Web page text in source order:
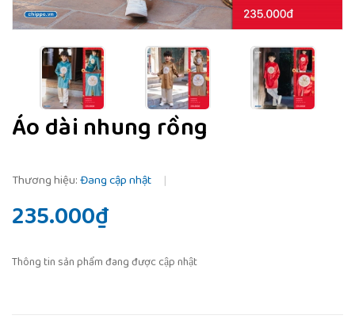
Áo dài nhung rồng
Thương hiệu:Đang cập nhật |
235.000₫
Thông tin sản phẩm đang được cập nhật